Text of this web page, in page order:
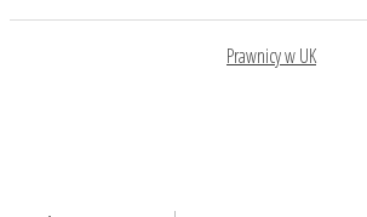
Prawnicy w UK